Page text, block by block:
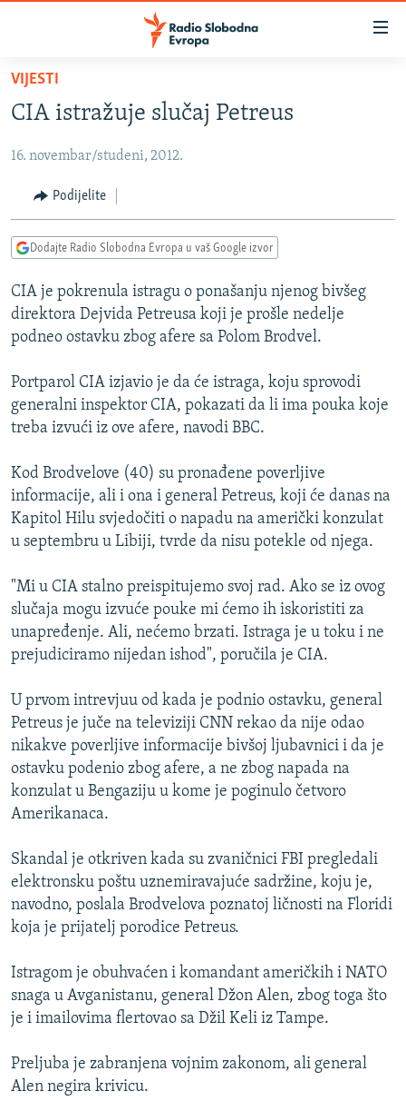
Pređite
glavni
Pređite
Pređite
pretragu
BOSNA I HERCEGOVINA
SRBIJA
KOSOVO
VIZUELNO
VIDEO
FOTOGALERIJE
PODCASTI
RAT U UKRAJINI
RSE PRIČE IZ SVIJETA
ISPRIČAJ MI
SPECIJALI RSE
VIŠE OD NASLOVA
GENOCID U SREBRENICI
POPLAVE I KLIZIŠTA U BIH 2024.
TV LIBERTY
POST SCRIPTUM
TRI DECENIJE OD RATA U BIH
SVE KARTE DEJTONA
NASTANAK I RASPAD JUGOSLAVIJE
PRATITE NAS
Sve RFE/RL stranice
VIJESTI
CIA istražuje slučaj Petreus
16. novembar/studeni, 2012.
Podijelite
Dodajte Radio Slobodna Evropa u vaš Google izvor
CIA je pokrenula istragu o ponašanju njenog bivšeg
direktora Dejvida Petreusa koji je prošle nedelje
podneo ostavku zbog afere sa Polom Brodvel.
Portparol CIA izjavio je da će istraga, koju sprovodi
generalni inspektor CIA, pokazati da li ima pouka koje
treba izvući iz ove afere, navodi BBC.
Kod Brodvelove (40) su pronađene poverljive
informacije, ali i ona i general Petreus, koji će danas na
Kapitol Hilu svjedočiti o napadu na američki konzulat
u septembru u Libiji, tvrde da nisu potekle od njega.
"Mi u CIA stalno preispitujemo svoj rad. Ako se iz ovog
slučaja mogu izvuće pouke mi ćemo ih iskoristiti za
unapređenje. Ali, nećemo brzati. Istraga je u toku i ne
prejudiciramo nijedan ishod", poručila je CIA.
U prvom intrevjuu od kada je podnio ostavku, general
Petreus je juče na televiziji CNN rekao da nije odao
nikakve poverljive informacije bivšoj ljubavnici i da je
ostavku podenio zbog afere, a ne zbog napada na
konzulat u Bengaziju u kome je poginulo četvoro
Amerikanaca.
Skandal je otkriven kada su zvaničnici FBI pregledali
elektronsku poštu uznemiravajuće sadržine, koju je,
navodno, poslala Brodvelova poznatoj ličnosti na Floridi
koja je prijatelj porodice Petreus.
Istragom je obuhvaćen i komandant američkih i NATO
snaga u Avganistanu, general Džon Alen, zbog toga što
je i imailovima flertovao sa Džil Keli iz Tampe.
Preljuba je zabranjena vojnim zakonom, ali general
Alen negira krivicu.